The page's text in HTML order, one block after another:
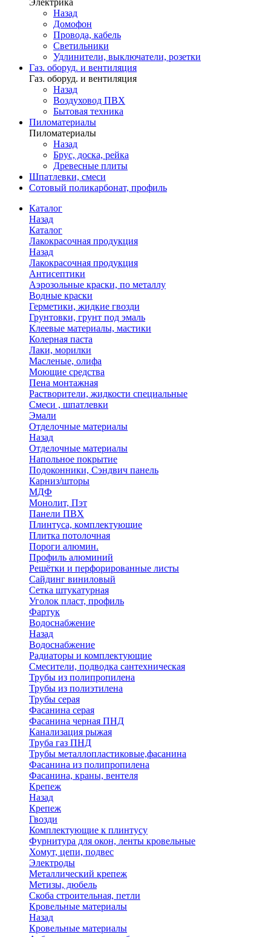
Электрика
Назад
Домофон
Провода, кабель
Светильники
Удлинители, выключатели, розетки
Газ. оборуд. и вентиляция
Газ. оборуд. и вентиляция
Назад
Воздуховод ПВХ
Бытовая техника
Пиломатериалы
Пиломатериалы
Назад
Брус, доска, рейка
Древесные плиты
Шпатлевки, смеси
Сотовый поликарбонат, профиль
Каталог
Назад
Каталог
Лакокрасочная продукция
Назад
Лакокрасочная продукция
Антисептики
Аэрозольные краски, по металлу
Водные краски
Герметики, жидкие гвозди
Грунтовки, грунт под эмаль
Клеевые материалы, мастики
Колерная паста
Лаки, морилки
Масленые, олифа
Моющие средства
Пена монтажная
Растворители, жидкости специальные
Смеси , шпатлевки
Эмали
Отделочные материалы
Назад
Отделочные материалы
Напольное покрытие
Подоконники, Сэндвич панель
Карниз/шторы
МДФ
Монолит, Пэт
Панели ПВХ
Плинтуса, комплектующие
Плитка потолочная
Пороги алюмин.
Профиль алюминий
Решётки и перфорированные листы
Сайдинг виниловый
Сетка штукатурная
Уголок пласт, профиль
Фартук
Водоснабжение
Назад
Водоснабжение
Радиаторы и комплектующие
Смесители, подводка сантехническая
Трубы из полипропилена
Трубы из полиэтилена
Трубы серая
Фасанина серая
Фасанина черная ПНД
Канализация рыжая
Труба газ ПНД
Трубы металлопластиковые,фасанина
Фасанина из полипропилена
Фасанина, краны, вентеля
Крепеж
Назад
Крепеж
Гвозди
Комплектующие к плинтусу
Фурнитура для окон, ленты кровельные
Хомут, цепи, подвес
Электроды
Металлический крепеж
Метизы, дюбель
Скоба строительная, петли
Кровельные материалы
Назад
Кровельные материалы